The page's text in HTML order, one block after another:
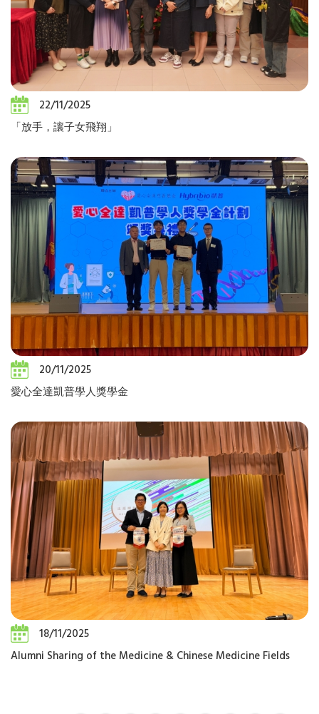
22/11/2025
「放手，讓子女飛翔」
20/11/2025
愛心全達凱普學人獎學金
18/11/2025
Alumni Sharing of the Medicine & Chinese Medicine Fields